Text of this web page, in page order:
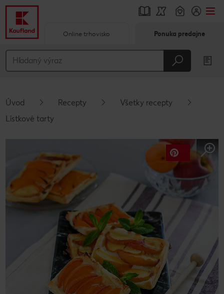
Hlavný obsah
Vyskakovací bočný panel
Online trhovisko Ponuka predajne
Úvod Recepty
Všetky recepty
Lístkové tarty